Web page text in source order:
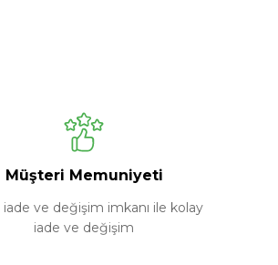
Müşteri Memuniyeti
iade ve değişim imkanı ile kolay
iade ve değişim